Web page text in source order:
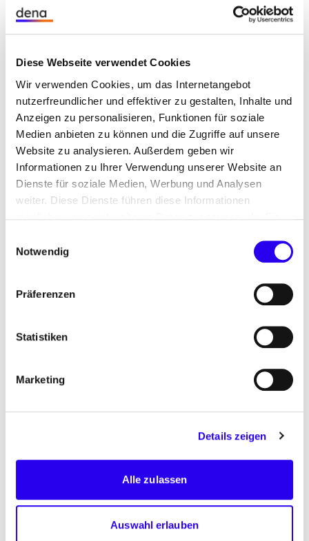
Diese Webseite verwendet Cookies
Wir verwenden Cookies, um das Internetangebot
nutzerfreundlicher und effektiver zu gestalten, Inhalte und
Anzeigen zu personalisieren, Funktionen für soziale
Medien anbieten zu können und die Zugriffe auf unsere
Website zu analysieren. Außerdem geben wir
Informationen zu Ihrer Verwendung unserer Website an
Dienste für soziale Medien, Werbung und Analysen
weiter. Diese Dienste führen diese Informationen
Nutzung der Dienste gesammelt haben.
Notwendig
Präferenzen
Statistiken
Marketing
Details zeigen
Alle zulassen
Auswahl erlauben
voranzukommen und stärker der eigenen
Vorbildrolle gerecht zu werden, nimmt die Stadt
Gebäuden mit besonders hohem
Energieverbrauch und teils 30 Jahre alten
Heizungsanlagen erhofft sich die Stadt eine zügige
Abhilfe - im Sinne des Klimaschutzes, des
Nutzungskomforts und des Werterhalts der
Gebäude.